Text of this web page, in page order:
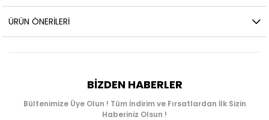
ÜRÜN ÖNERILERI
BIZDEN HABERLER
Bültenimize Üye Olun ! Tüm İndirim ve Fırsatlardan İlk Sizin
Haberiniz Olsun !